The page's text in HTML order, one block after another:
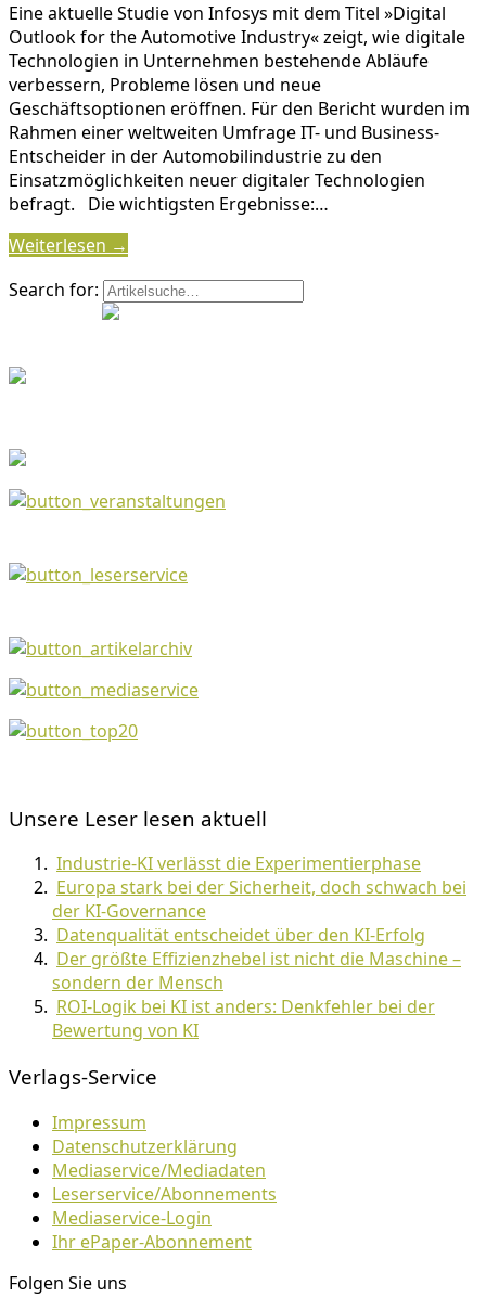
Eine aktuelle Studie von Infosys mit dem Titel »Digital
Outlook for the Automotive Industry« zeigt, wie digitale
Technologien in Unternehmen bestehende Abläufe
verbessern, Probleme lösen und neue
Geschäftsoptionen eröffnen. Für den Bericht wurden im
Rahmen einer weltweiten Umfrage IT- und Business-
Entscheider in der Automobilindustrie zu den
Einsatzmöglichkeiten neuer digitaler Technologien
befragt. Die wichtigsten Ergebnisse:…
Weiterlesen →
Search for:
Unsere Leser lesen aktuell
Industrie-KI verlässt die Experimentierphase
Europa stark bei der Sicherheit, doch schwach bei
der KI-Governance
Datenqualität entscheidet über den KI-Erfolg
Der größte Effizienzhebel ist nicht die Maschine –
sondern der Mensch
ROI-Logik bei KI ist anders: Denkfehler bei der
Bewertung von KI
Verlags-Service
Impressum
Datenschutzerklärung
Mediaservice/Mediadaten
Leserservice/Abonnements
Mediaservice-Login
Ihr ePaper-Abonnement
Folgen Sie uns